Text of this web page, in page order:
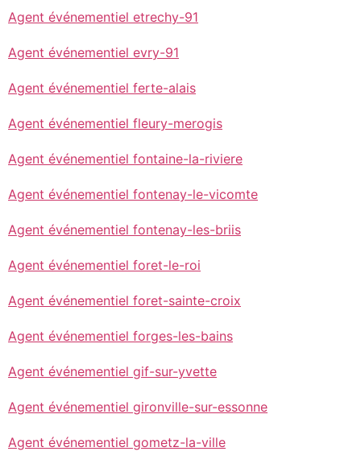
Agent événementiel etrechy-91
Agent événementiel evry-91
Agent événementiel ferte-alais
Agent événementiel fleury-merogis
Agent événementiel fontaine-la-riviere
Agent événementiel fontenay-le-vicomte
Agent événementiel fontenay-les-briis
Agent événementiel foret-le-roi
Agent événementiel foret-sainte-croix
Agent événementiel forges-les-bains
Agent événementiel gif-sur-yvette
Agent événementiel gironville-sur-essonne
Agent événementiel gometz-la-ville